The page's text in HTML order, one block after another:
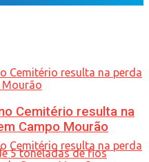
Cemitério resulta na
Campo Mourão